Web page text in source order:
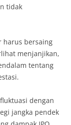
tidak
harus bersaing
menjanjikan,
tentang
dengan
jangka pendek